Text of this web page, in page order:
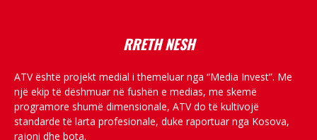
RRETH NESH
ATV është projekt medial i themeluar nga “Media Invest”. Me
një ekip të dëshmuar në fushën e medias, me skemë
programore shumë dimensionale, ATV do të kultivojë
standarde të larta profesionale, duke raportuar nga Kosova,
rajoni dhe bota.